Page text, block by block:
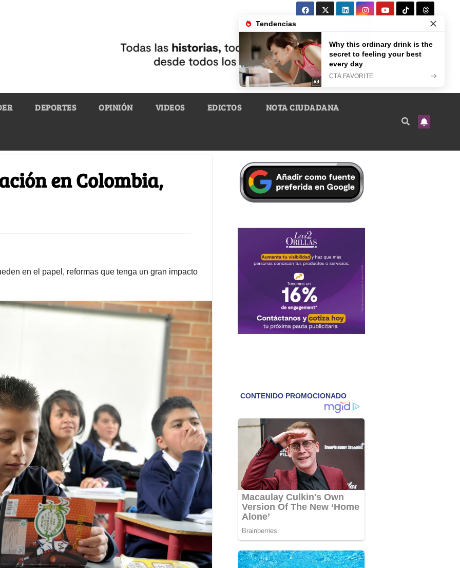
DEPORTES OPINIÓN VIDEOS EDICTOS NOTA CIUDADANA
en Colombia,
en el papel, reformas que tenga un gran impacto